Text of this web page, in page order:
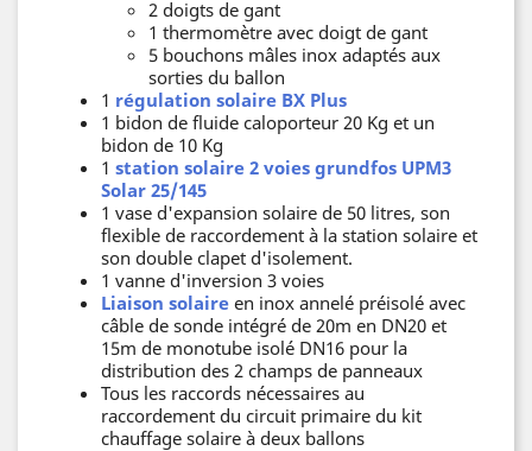
2 doigts de gant
1 thermomètre avec doigt de gant
5 bouchons mâles inox adaptés aux
sorties du ballon
1 régulation solaire BX Plus
1 bidon de fluide caloporteur 20 Kg et un
bidon de 10 Kg
1 station solaire 2 voies grundfos UPM3
Solar 25/145
1 vase d'expansion solaire de 50 litres, son
flexible de raccordement à la station solaire et
son double clapet d'isolement.
1 vanne d'inversion 3 voies
Liaison solaire en inox annelé préisolé avec
câble de sonde intégré de 20m en DN20 et
15m de monotube isolé DN16 pour la
distribution des 2 champs de panneaux
Tous les raccords nécessaires au
raccordement du circuit primaire du kit
chauffage solaire à deux ballons